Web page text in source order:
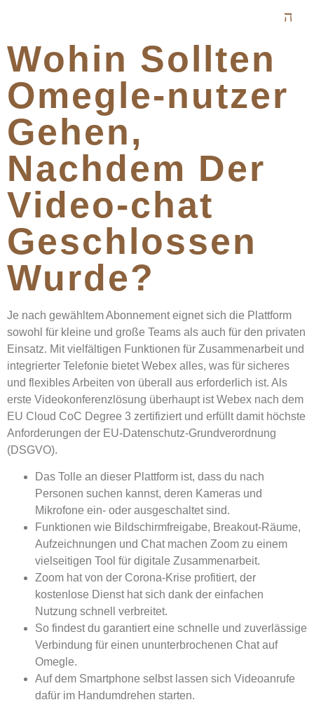
Wohin Sollten
Omegle-nutzer
Gehen,
Nachdem Der
Video-chat
Geschlossen
Wurde?
Je nach gewähltem Abonnement eignet sich die Plattform
sowohl für kleine und große Teams als auch für den privaten
Einsatz. Mit vielfältigen Funktionen für Zusammenarbeit und
integrierter Telefonie bietet Webex alles, was für sicheres
und flexibles Arbeiten von überall aus erforderlich ist. Als
erste Videokonferenzlösung überhaupt ist Webex nach dem
EU Cloud CoC Degree 3 zertifiziert und erfüllt damit höchste
Anforderungen der EU-Datenschutz-Grundverordnung
(DSGVO).
Das Tolle an dieser Plattform ist, dass du nach
Personen suchen kannst, deren Kameras und
Mikrofone ein- oder ausgeschaltet sind.
Funktionen wie Bildschirmfreigabe, Breakout-Räume,
Aufzeichnungen und Chat machen Zoom zu einem
vielseitigen Tool für digitale Zusammenarbeit.
Zoom hat von der Corona-Krise profitiert, der
kostenlose Dienst hat sich dank der einfachen
Nutzung schnell verbreitet.
So findest du garantiert eine schnelle und zuverlässige
Verbindung für einen ununterbrochenen Chat auf
Omegle.
Auf dem Smartphone selbst lassen sich Videoanrufe
dafür im Handumdrehen starten.